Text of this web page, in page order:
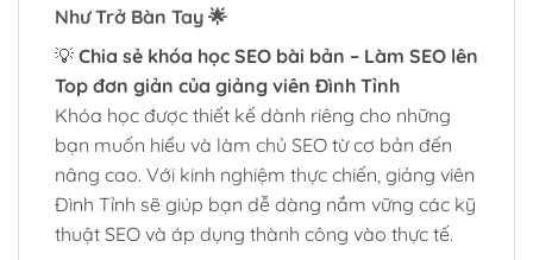
Như Trở Bàn Tay 🌟
💡 Chia sẻ khóa học SEO bài bản – Làm SEO lên
Top đơn giản của giảng viên Đình Tỉnh
Khóa học được thiết kế dành riêng cho những
bạn muốn hiểu và làm chủ SEO từ cơ bản đến
nâng cao. Với kinh nghiệm thực chiến, giảng viên
Đình Tỉnh sẽ giúp bạn dễ dàng nắm vững các kỹ
thuật SEO và áp dụng thành công vào thực tế.